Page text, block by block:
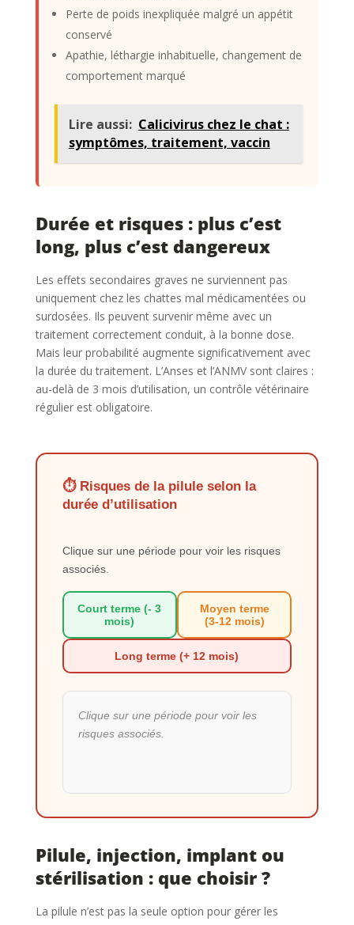
Perte de poids inexpliquée malgré un appétit
conservé
Apathie, léthargie inhabituelle, changement de
comportement marqué
Lire aussi: Calicivirus chez le chat :
symptômes, traitement, vaccin
Durée et risques : plus c’est
long, plus c’est dangereux
Les effets secondaires graves ne surviennent pas
uniquement chez les chattes mal médicamentées ou
surdosées. Ils peuvent survenir même avec un
traitement correctement conduit, à la bonne dose.
Mais leur probabilité augmente significativement avec
la durée du traitement. L’Anses et l’ANMV sont claires :
au-delà de 3 mois d’utilisation, un contrôle vétérinaire
régulier est obligatoire.
⏱️ Risques de la pilule selon la
durée d’utilisation
Clique sur une période pour voir les risques
associés.
Court terme (- 3
mois)
Moyen terme
(3-12 mois)
Long terme (+ 12 mois)
Clique sur une période pour voir les
risques associés.
Pilule, injection, implant ou
stérilisation : que choisir ?
La pilule n’est pas la seule option pour gérer les